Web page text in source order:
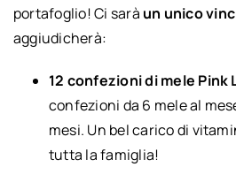
portafoglio! Ci sarà un unico
aggiudicherà:
12 confezioni di mele Pink
confezioni da 6 mele al
mesi. Un bel carico di
tutta la famiglia!